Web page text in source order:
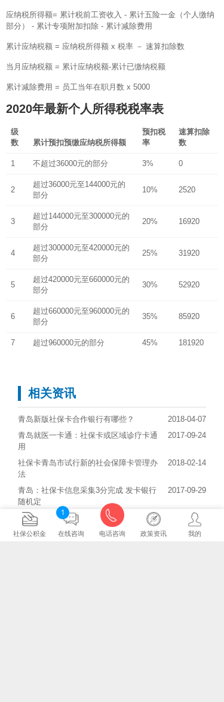
应纳税所得额= 累计税前工资收入 - 累计五险一金（个人缴纳
部分） - 累计专项附加扣除 - 累计减除费用
累计应纳税额 = 应纳税所得额 x 税率 － 速算扣除数
当月应纳税额 = 累计应纳税额-累计已缴纳税额
累计减除费用 = 员工当年在职月数 x 5000
2020年最新个人所得税税率表
级
数
累计预扣预缴应纳税所得额
预扣税
率
速算扣除
数
1 不超过36000元的部分 3% 0
2
超过36000元至144000元的
部分
10% 2520
3
超过144000元至300000元的
部分
20% 16920
4
超过300000元至420000元的
部分
25% 31920
5
超过420000元至660000元的
部分
30% 52920
6
超过660000元至960000元的
部分
35% 85920
7 超过960000元的部分 45% 181920
相关资讯
青岛新版社保卡合作银行有哪些？
2018-04-07
青岛就医一卡通：社保卡或区域诊疗卡通
用
2017-09-24
社保卡青岛市试行新的社会保障卡管理办
法
2018-02-14
青岛：社保卡信息采集3分完成 发卡银行
随机定
2017-09-29
在青岛，社保卡原来还能这么用！光买药
你就亏大了！
2018-04-04
社保公积金
1
在线咨询 电话咨询 政策资讯 我的